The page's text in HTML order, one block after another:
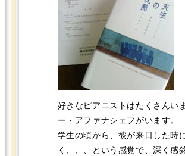
好きなピアニストはたくさんい
ー・アファナシェフがいます。
学生の頃から、彼が来日した時
く、、、という感覚で、深く感